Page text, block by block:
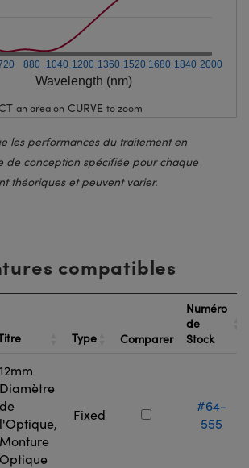
Wavelength (nm)
880 1040 1200 1360 1520 1680 1840 2000
an area on CURVE to zoom
les performances du traitement en
de conception spécifiée pour chaque
théoriques et peuvent varier.
compatibles
Type Comparer
Numéro
de
Stock
12mm
Diamètre
de
l'Optique,
Monture
Optique
Fixed
#64-
555